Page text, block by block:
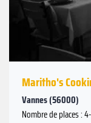
Maritho's
Vannes (56000)
Nombre de places :